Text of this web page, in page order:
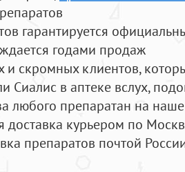
гарантируется
годами продаж
и скромных клиентов,
Сиалис в аптеке вслух,
любого препаратан на
доставка курьером по
препаратов почтой